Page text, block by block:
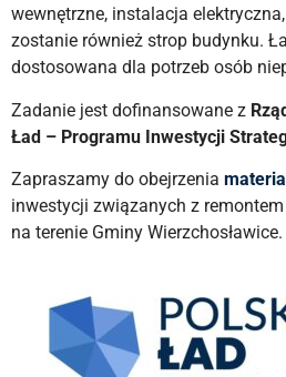
wewnętrzne, instalacja
zostanie również strop budynku.
dostosowana dla potrzeb osób
Zadanie jest dofinansowane z
Ład – Programu Inwestycji
Zapraszamy do obejrzenia
inwestycji związanych z
na terenie Gminy Wierzchosławice.